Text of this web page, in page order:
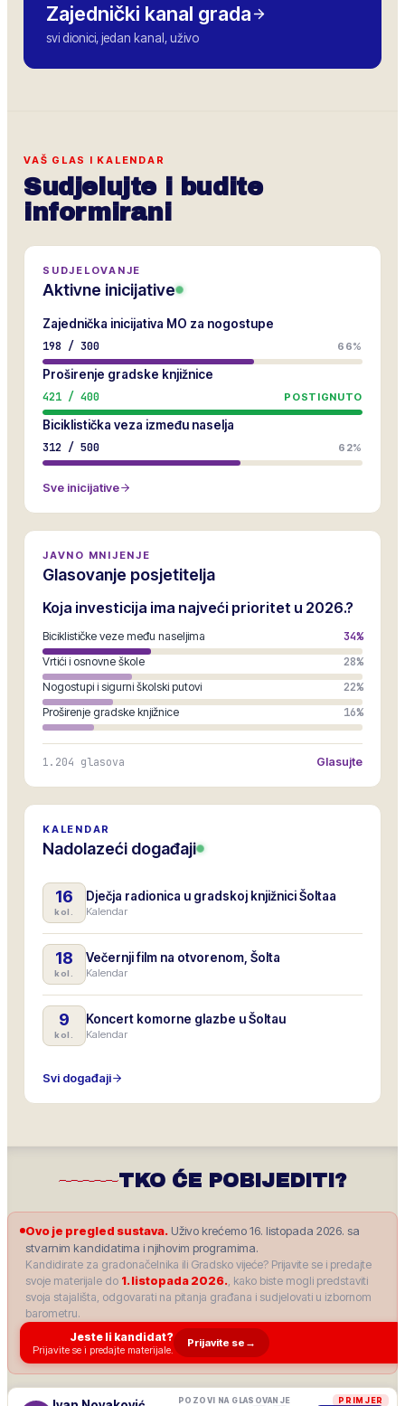
Zajednički kanal grada
svi dionici, jedan kanal, uživo
VAŠ GLAS I KALENDAR
Sudjelujte i budite
informirani
SUDJELOVANJE
Aktivne inicijative
Zajednička inicijativa MO za nogostupe
198 / 300 66%
Proširenje gradske knjižnice
421 / 400 POSTIGNUTO
Biciklistička veza između naselja
312 / 500 62%
Sve inicijative
JAVNO MNIJENJE
Glasovanje posjetitelja
Koja investicija ima najveći prioritet u 2026.?
Biciklističke veze među naseljima 34%
Vrtići i osnovne škole 28%
Nogostupi i sigurni školski putovi 22%
Proširenje gradske knjižnice 16%
1.204 glasova Glasujte
KALENDAR
Nadolazeći događaji
16
kol.
Dječja radionica u gradskoj knjižnici Šoltaa
Kalendar
18
kol.
Večernji film na otvorenom, Šolta
Kalendar
9
kol.
Koncert komorne glazbe u Šoltau
Kalendar
Svi događaji
TKO ĆE POBIJEDITI?
Ovo je pregled sustava. Uživo krećemo 16. listopada 2026. sa
stvarnim kandidatima i njihovim programima.
Kandidirate za gradonačelnika ili Gradsko vijeće? Prijavite se i predajte
svoje materijale do 1. listopada 2026., kako biste mogli predstaviti
svoja stajališta, odgovarati na pitanja građana i sudjelovati u izbornom
barometru.
Jeste li kandidat?
Prijavite se i predajte materijale.
Prijavite se →
PRIMJER
POZOVI NA GLASOVANJE